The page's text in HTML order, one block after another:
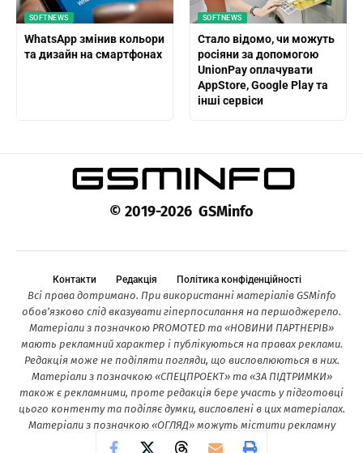
SOFTNEWS
WhatsApp змінив кольори
та дизайн на смартфонах
SOFTNEWS
Стало відомо, чи можуть
росіяни за допомогою
UnionPay оплачувати
AppStore, Google Play та
інші сервіси
© 2019-2026 GSMinfo
Контакти Редакція Політика конфіденційності
Всі права дотримано. При використанні матеріалів GSMinfo
обов’язково слід вказувати гіперпосилання на першоджерело.
Матеріали з позначкою PROMOTED та «НОВИНИ ПАРТНЕРІВ»
мають рекламний характер і публікуються на правах реклами.
Редакція може не поділяти погляди, що висловлюються в них.
Матеріали з позначкою «СПЕЦПРОЕКТ» та «ЗА ПІДТРИМКИ»
також є рекламними, проте редакція бере участь у підготовці
цього контенту та поділяє думки, висловлені в цих матеріалах.
Матеріали з позначкою «ОГЛЯД» можуть містити рекламну
інформацію.